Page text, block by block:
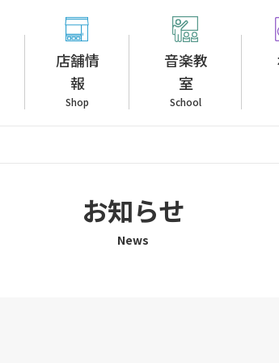
店舗情
報
Shop
音楽教
室
School
お知らせ
News